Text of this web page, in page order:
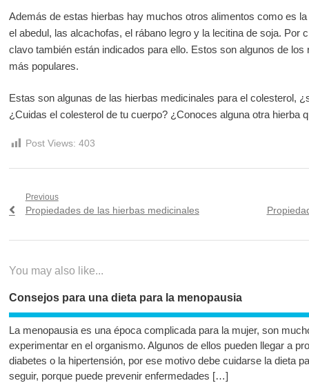
Además de estas hierbas hay muchos otros alimentos como es
el abedul, las alcachofas, el rábano legro y la lecitina de soja. Por
clavo también están indicados para ello. Estos son algunos de
más populares.
Estas son algunas de las hierbas medicinales para el colesterol,
¿Cuidas el colesterol de tu cuerpo? ¿Conoces alguna otra hierba
Post Views: 403
Navegación
Previous
Previous
Propiedades de las hierbas medicinales
Next
You may also like...
Consejos para una dieta para la menopausia
La menopausia es una época complicada para la mujer, son
experimentar en el organismo. Algunos de ellos pueden llegar a
diabetes o la hipertensión, por ese motivo debe cuidarse la dieta
seguir, porque puede prevenir enfermedades […]